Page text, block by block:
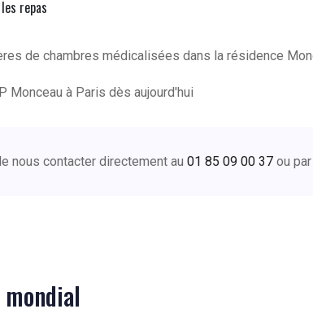
repas
de chambres médicalisées dans la résidence
Monceau à Paris dès aujourd'hui
nous contacter directement au 01 85 09 00 37 ou par